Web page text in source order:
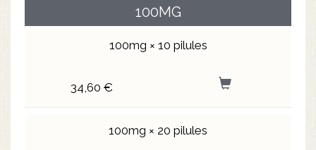
100MG
100mg × 10 pilules
34,60 €
100mg × 20 pilules